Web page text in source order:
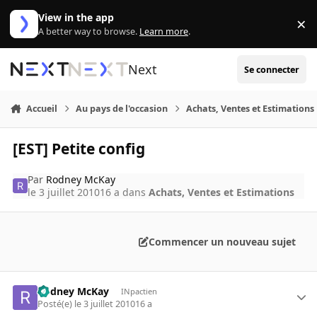
Aller au contenu
View in the app
A better way to browse. Learn more. ×
Next Se connecter
Accueil Au pays de l'occasion Achats, Ventes et Estimations
[EST] Petite config
Par Rodney McKay
le 3 juillet 201016 a dansAchats, Ventes et Estimations
Commencer un nouveau sujet
Rodney McKay INpactien
Posté(e) le 3 juillet 201016 a